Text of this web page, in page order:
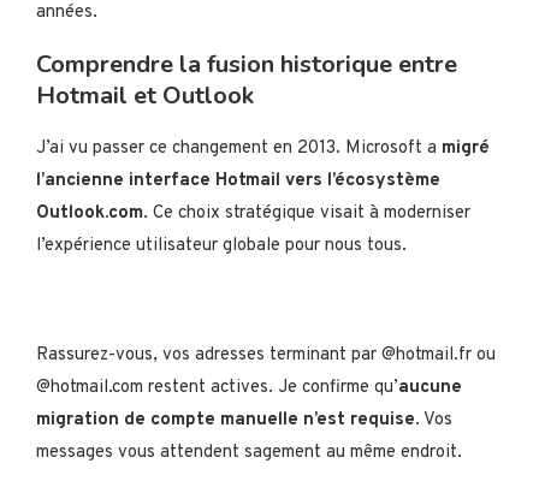
années.
Comprendre la fusion historique entre
Hotmail et Outlook
J’ai vu passer ce changement en 2013. Microsoft a migré
l’ancienne interface Hotmail vers l’écosystème
Outlook.com. Ce choix stratégique visait à moderniser
l’expérience utilisateur globale pour nous tous.
Rassurez-vous, vos adresses terminant par @hotmail.fr ou
@hotmail.com restent actives. Je confirme qu’aucune
migration de compte manuelle n’est requise. Vos
messages vous attendent sagement au même endroit.